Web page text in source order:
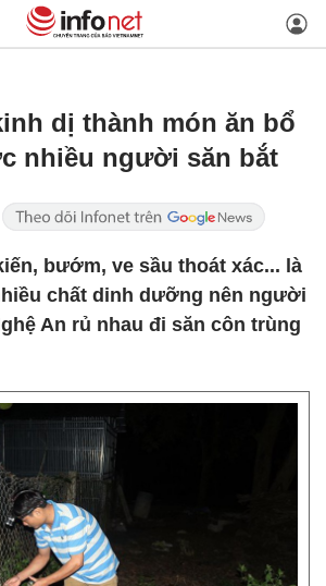
dị thành món ăn bổ
nhiều người săn bắt
bướm, ve sầu thoát xác... là
chất dinh dưỡng nên người
An rủ nhau đi săn côn trùng